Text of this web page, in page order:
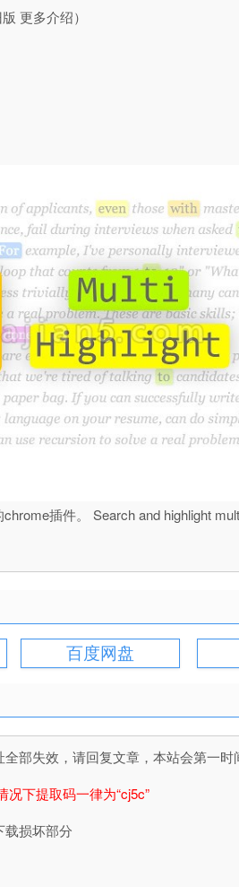
更多介绍）
插件。 Search and highlight
百度网盘
失效，请回复文章，本站会第一时
下提取码一律为“cj5c”
载损坏部分